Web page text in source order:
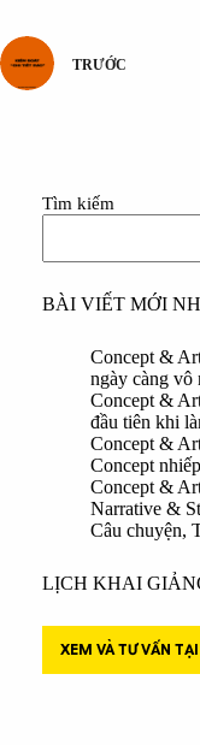
TRƯỚC
Tìm kiếm
BÀI VIẾT MỚI
Concept &
ngày càng vô
Concept &
đầu tiên khi
Concept &
Concept
Concept &
Narrative &
Câu chuyện,
LỊCH KHAI
XEM VÀ TƯ VẤN